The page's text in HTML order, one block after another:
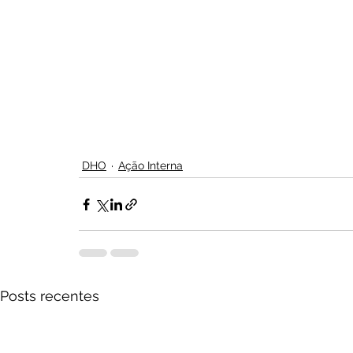
DHO Ação Interna
Posts recentes